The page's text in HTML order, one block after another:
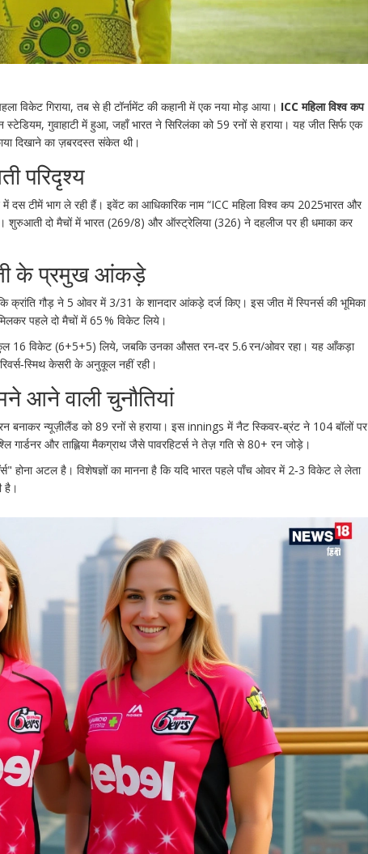
विकेट गिराया, तब से ही टॉर्नामेंट की कहानी में एक नया मोड़ आया। ICC महिला विश्व कप
गुवाहाटी में हुआ, जहाँ भारत ने सिरिलंका को 59 रनों से हराया। यह जीत सिर्फ एक
दिखाने का ज़बरदस्त संकेत थी।
परिदृश्य
में दस टीमें भाग ले रही हैं। इवेंट का आधिकारिक नाम “ICC महिला विश्व कप 2025भारत और
शुरुआती दो मैचों में भारत (269/8) और ऑस्ट्रेलिया (326) ने दहलीज पर ही धमाका कर
के प्रमुख आंकड़े
क्रांति गौड़ ने 5 ओवर में 3/31 के शानदार आंकड़े दर्ज किए। इस जीत में स्पिनर्स की भूमिका
पहले दो मैचों में 65 % विकेट लिये।
कुल 16 विकेट (6+5+5) लिये, जबकि उनका औसत रन‑दर 5.6 रन/ओवर रहा। यह आँकड़ा
केसरी के अनुकूल नहीं रही।
आने वाली चुनौतियां
बनाकर न्यूज़ीलैंड को 89 रनों से हराया। इस innings मेंनैट स्किवर‑ब्रंट ने 104 बॉलों पर
गार्डनरऔरताह्लिया मैकग्राथजैसे पावरहिटर्स ने तेज़ गति से 80+ रन जोड़े।
होना अटल है। विशेषज्ञों का मानना है कि यदि भारत पहले पाँच ओवर में 2‑3 विकेट ले लेता
है।